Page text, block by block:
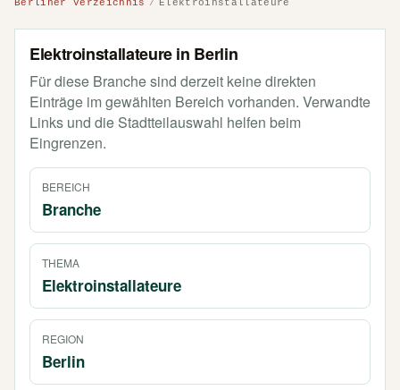
Berliner Verzeichnis Elektroinstallateure
Elektroinstallateure in Berlin
Für diese Branche sind derzeit keine direkten
Einträge im gewählten Bereich vorhanden. Verwandte
Links und die Stadtteilauswahl helfen beim
Eingrenzen.
BEREICH
Branche
THEMA
Elektroinstallateure
REGION
Berlin